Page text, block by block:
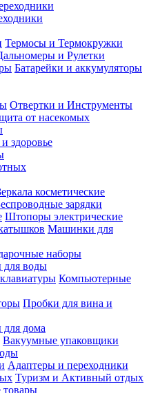
Термосы и Термокружки
и Рулетки
Батарейки и аккумуляторы
Отвертки и Инструменты
от насекомых
здоровье
косметические
зарядки
Штопоры электрические
Машинки для
наборы
воды
Компьютерные
Пробки для вина и
для дома
Вакуумные упаковщики
Адаптеры и переходники
Туризм и Активный отдых
товары